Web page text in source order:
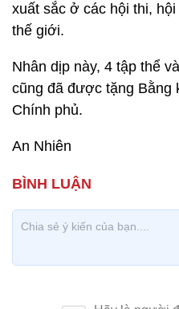
xuất sắc ở các hội thi,
thế giới.
Nhân dịp này, 4 tập thể
cũng đã được tặng Bằng
Chính phủ.
An Nhiên